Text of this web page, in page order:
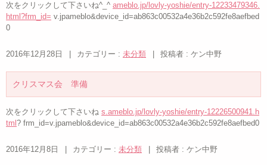
次をクリックして下さいね^_^ ameblo.jp/lovly-yoshie/entry-12233479346.
html?frm_id= v.jpameblo&device_id=ab863c00532a4e36b2c592fe8aefbed
0
2016年12月28日 カテゴリー : 未分類 投稿者 : ケン中野
クリスマス会 準備
次をクリックして下さいね s.ameblo.jp/lovly-yoshie/entry-12226500941.h
tml ? frm_id=v.jpameblo&device_id=ab863c00532a4e36b2c592fe8aefbed0
2016年12月8日 カテゴリー : 未分類 投稿者 : ケン中野